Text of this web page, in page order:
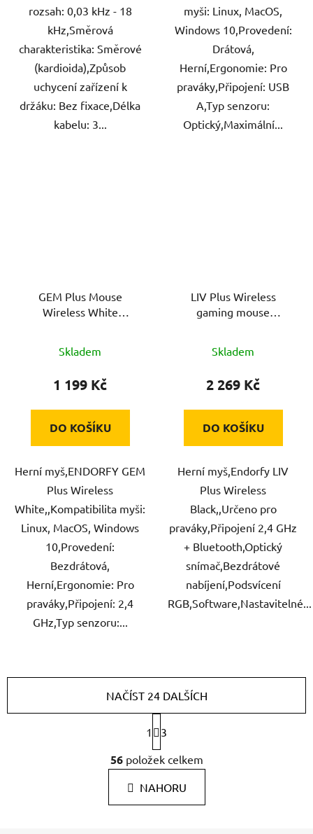
rozsah: 0,03 kHz - 18
kHz,Směrová
charakteristika: Směrové
(kardioida),Způsob
uchycení zařízení k
držáku: Bez fixace,Délka
kabelu: 3...
myši: Linux, MacOS,
Windows 10,Provedení:
Drátová,
Herní,Ergonomie: Pro
praváky,Připojení: USB
A,Typ senzoru:
Optický,Maximální...
GEM Plus Mouse
Wireless White
Skladem
1 199 Kč
DO KOŠÍKU
Herní myš,ENDORFY GEM
Plus Wireless
White,,Kompatibilita myši:
Linux, MacOS, Windows
10,Provedení:
Bezdrátová,
Herní,Ergonomie: Pro
praváky,Připojení: 2,4
GHz,Typ senzoru:...
LIV Plus Wireless
gaming mouse
Skladem
2 269 Kč
DO KOŠÍKU
Herní myš,Endorfy LIV
Plus Wireless
Black,,Určeno pro
praváky,Připojení 2,4 GHz
+ Bluetooth,Optický
snímač,Bezdrátové
nabíjení,Podsvícení
RGB,Software,Nastavitelné...
O
v
á
d
NAČÍST 24 DALŠÍCH
t
r
á
n
k
1 3
56položek celkem
NAHORU